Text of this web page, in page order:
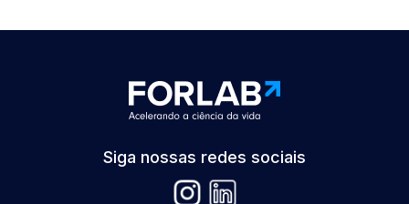
Siga nossas redes sociais